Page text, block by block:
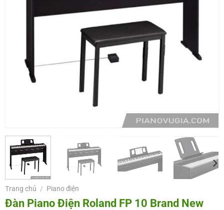
Trang chủ / Piano điện
Đàn Piano Điện Roland FP 10 Brand New